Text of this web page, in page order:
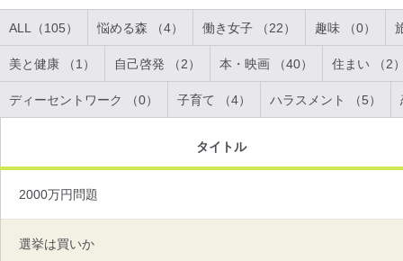
ALL（105） 悩める森 （4） 働き女子 （22） 趣味 （0）
美と健康 （1） 自己啓発 （2） 本・映画 （40） 住まい （2
ディーセントワーク （0） 子育て （4） ハラスメント （5）
タイトル
2000万円問題
選挙は買いか